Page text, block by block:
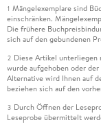
1 Mängelexemplare sind
einschränken.
Die frühere
sich auf den gebundenen
2 Diese Artikel unterliegen
wurde aufgehoben oder
Alternative wird Ihnen auf
beziehen sich auf den
3 Durch Öffnen der
Leseprobe übermittelt